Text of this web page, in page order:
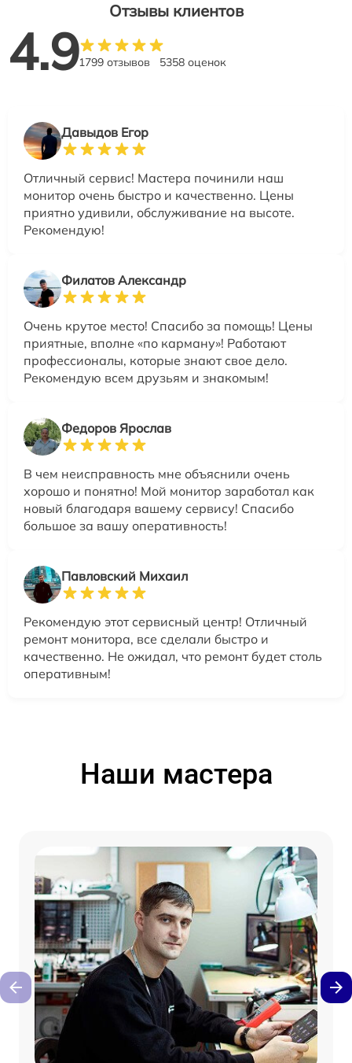
Отзывы клиентов
4.91799 отзывов 5358 оценок
Давыдов Егор
Отличный сервис! Мастера починили наш
монитор очень быстро и качественно. Цены
приятно удивили, обслуживание на высоте.
Рекомендую!
Филатов Александр
Очень крутое место! Спасибо за помощь! Цены
приятные, вполне «по карману»! Работают
профессионалы, которые знают свое дело.
Рекомендую всем друзьям и знакомым!
Федоров Ярослав
В чем неисправность мне объяснили очень
хорошо и понятно! Мой монитор заработал как
новый благодаря вашему сервису! Спасибо
большое за вашу оперативность!
Павловский Михаил
Рекомендую этот сервисный центр! Отличный
ремонт монитора, все сделали быстро и
качественно. Не ожидал, что ремонт будет столь
оперативным!
Наши мастера